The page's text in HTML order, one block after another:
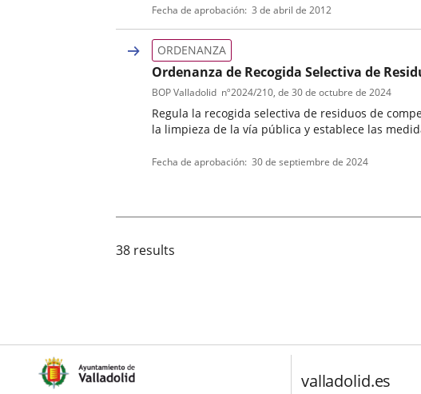
de
normativa
boletin
Fecha de aprobación 3 de abril de 2012
Ordenanza de Recogida Selectiva de
Regula la recogida selectiva de residuos de
la limpieza de la vía pública y establece las
de
ORDENANZA
boletin
BOP Valladolid nº2024/210, de 30 de octubre de 2024
Fecha de aprobación 30 de septiembre de 2024
38 results
valladolid.es